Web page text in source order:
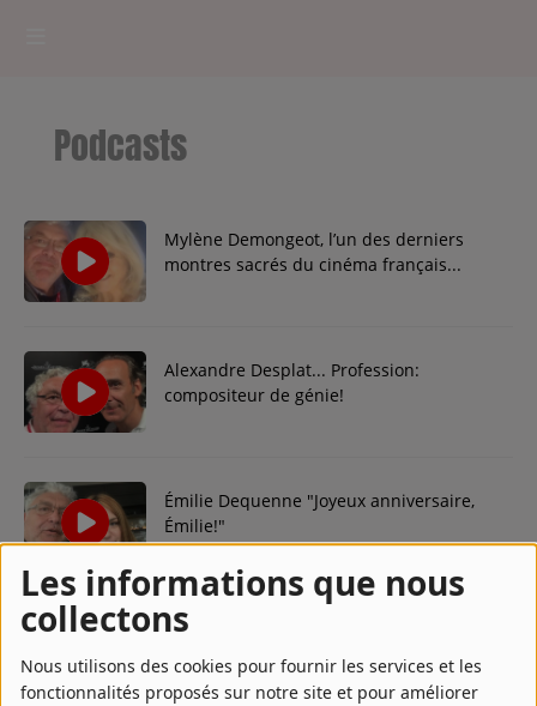
Les informations que nous
collectons
Nous utilisons des cookies pour fournir les services et les
fonctionnalités proposés sur notre site et pour améliorer
RADIOPLAYER
CK RADIO Line-up
PODCASTS
CONCOURS
Contact
Contact
Podcasts
Mylène Demongeot, l’un des derniers
montres sacrés du cinéma français...
Alexandre Desplat... Profession:
compositeur de génie!
Émilie Dequenne "Joyeux anniversaire,
Émilie!"
Jean-Yves Roubin, un producteur
heureux..